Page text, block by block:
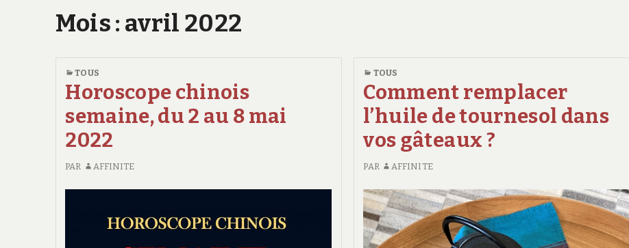
Mois : avril 2022
TOUS
Horoscope chinois
semaine, du 2 au 8 mai
2022
PAR AFFINITE
TOUS
Comment remplacer
l’huile de tournesol dans
vos gâteaux ?
PAR AFFINITE